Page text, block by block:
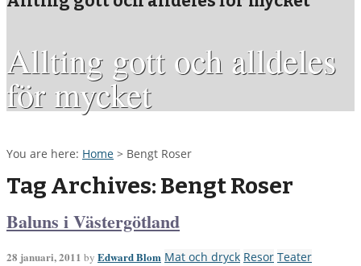
Allting gott och alldeles
för mycket
You are here: Home > Bengt Roser
Tag Archives: Bengt Roser
Baluns i Västergötland
28 januari, 2011 by Edward Blom Mat och dryck Resor Teater